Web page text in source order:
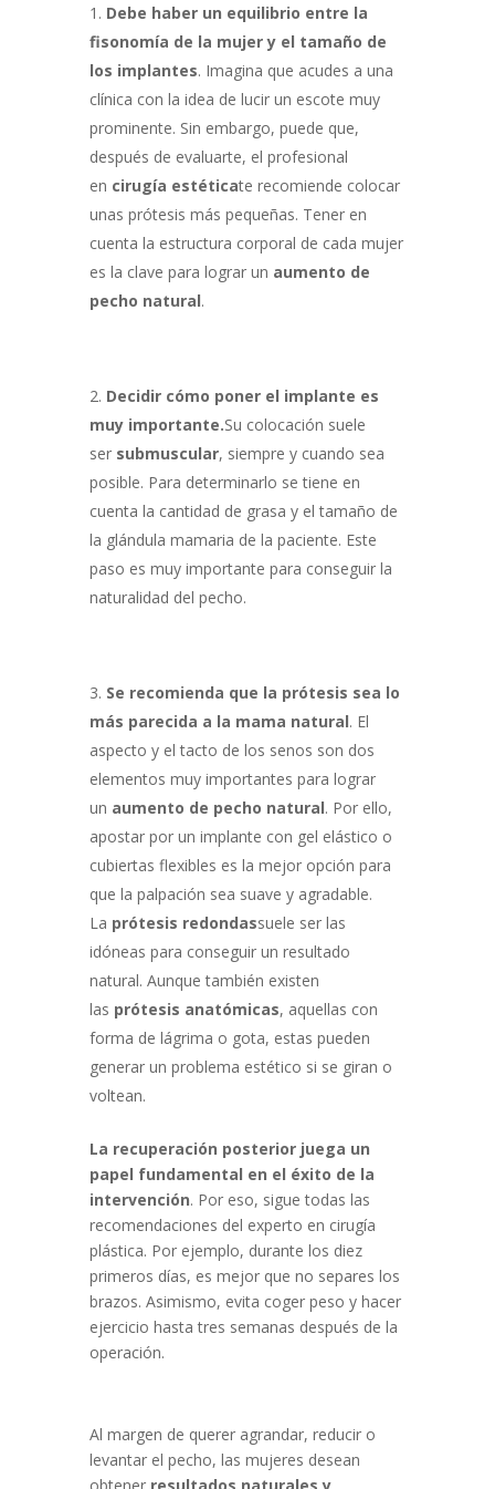
Debe haber un equilibrio entre la
fisonomía de la mujer y el tamaño de
los implantes. Imagina que acudes a una
clínica con la idea de lucir un escote muy
prominente. Sin embargo, puede que,
después de evaluarte, el profesional
en cirugía estéticate recomiende colocar
unas prótesis más pequeñas. Tener en
cuenta la estructura corporal de cada mujer
es la clave para lograr un aumento de
pecho natural.
Decidir cómo poner el implante es
muy importante.Su colocación suele
ser submuscular, siempre y cuando sea
posible. Para determinarlo se tiene en
cuenta la cantidad de grasa y el tamaño de
la glándula mamaria de la paciente. Este
paso es muy importante para conseguir la
naturalidad del pecho.
Se recomienda que la prótesis sea lo
más parecida a la mama natural. El
aspecto y el tacto de los senos son dos
elementos muy importantes para lograr
un aumento de pecho natural. Por ello,
apostar por un implante con gel elástico o
cubiertas flexibles es la mejor opción para
que la palpación sea suave y agradable.
La prótesis redondassuele ser las
idóneas para conseguir un resultado
natural. Aunque también existen
las prótesis anatómicas, aquellas con
forma de lágrima o gota, estas pueden
generar un problema estético si se giran o
voltean.
La recuperación posterior juega un
papel fundamental en el éxito de la
intervención. Por eso, sigue todas las
recomendaciones del experto en cirugía
plástica. Por ejemplo, durante los diez
primeros días, es mejor que no separes los
brazos. Asimismo, evita coger peso y hacer
ejercicio hasta tres semanas después de la
operación.
Al margen de querer agrandar, reducir o
levantar el pecho, las mujeres desean